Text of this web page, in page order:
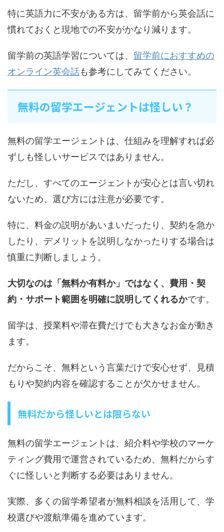
特に英語力に不安がある方は、留学前から英会話に
慣れておくと現地での不安がかなり減ります。
留学前の英語学習については、 留学前におすすめの
オンライン英会話も参考にしてみてください。
無料の留学エージェントは怪しい？
無料の留学エージェントは、仕組みを理解すれば必
ずしも怪しいサービスではありません。
ただし、すべてのエージェントが安心とは言い切れ
ないため、選び方には注意が必要です。
特に、料金の説明があいまいだったり、契約を急か
したり、デメリットを説明しなかったりする場合は
慎重に判断しましょう。
大切なのは「無料か有料か」ではなく、費用・契
約・サポート範囲を明確に説明してくれるかです。
留学は、授業料や滞在費だけでも大きなお金が動き
ます。
だからこそ、無料という言葉だけで安心せず、見積
もりや契約内容を確認することが欠かせません。
無料だから怪しいとは限らない
無料の留学エージェントは、紹介料や学校のマーケ
ティング費用で運営されているため、無料だからす
ぐに怪しいと判断する必要はありません。
実際、多くの留学希望者が無料相談を活用して、学
校選びや渡航準備を進めています。